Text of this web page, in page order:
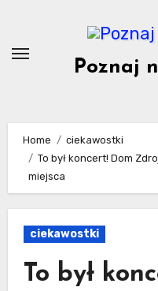
content
Poznaj
Home
ciekawostki
To był koncert! Dom
miejsca
ciekawostki
To był